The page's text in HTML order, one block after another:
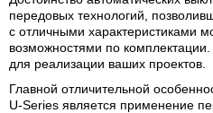
передовых технологий,
с отличными характеристиками
возможностями по
для реализации ваших проектов.
Главной отличительной
U-Series является применение